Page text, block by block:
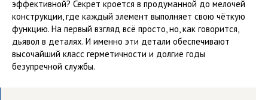
эффективной? Секрет кроется в продуманной до мелочей
конструкции, где каждый элемент выполняет свою чёткую
функцию. На первый взгляд всё просто, но, как говорится,
дьявол в деталях. И именно эти детали обеспечивают
высочайший класс герметичности и долгие годы
безупречной службы.